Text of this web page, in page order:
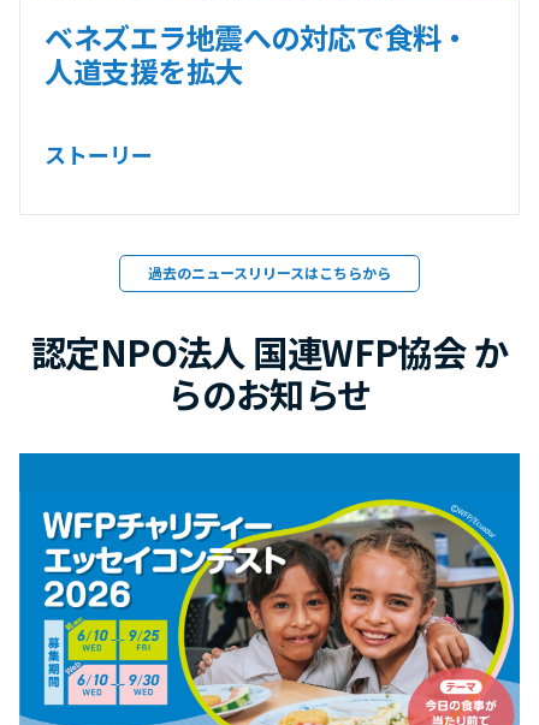
ベネズエラ地震への対応で食料・
人道支援を拡大
ストーリー
過去のニュースリリースはこちらから
認定NPO法人 国連WFP協会 か
らのお知らせ